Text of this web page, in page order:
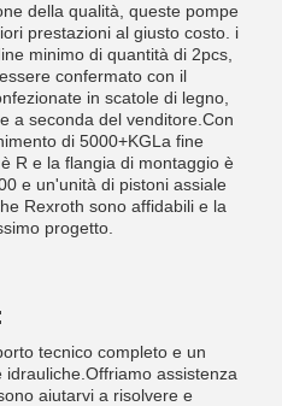
della qualità, queste pompe
prestazioni al giusto costo. i
minimo di quantità di 2pcs,
confermato con il
in scatole di legno,
a seconda del venditore.Con
di 5000+KGLa fine
R e la flangia di montaggio è
e un'unità di pistoni assiale
Rexroth sono affidabili e la
progetto.
tecnico completo e un
assistenza
aiutarvi a risolvere e